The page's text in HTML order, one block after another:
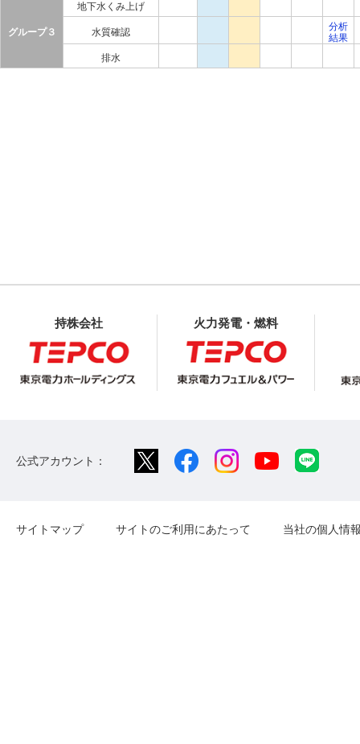
グループ３
地下水くみ上げ
水質確認
分析
結果
排水
持株会社 火力発電・燃料
公式アカウント：
サイトマップ サイトのご利用にあたって 当社の個人情